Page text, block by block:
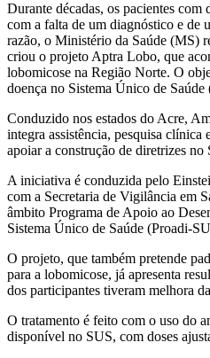
Durante décadas, os pacientes
com a falta de um diagnóstico e de
razão, o Ministério da Saúde (MS)
criou o projeto Aptra Lobo, que
lobomicose na Região Norte. O
doença no Sistema Único de Saúde
Conduzido nos estados do Acre,
integra assistência, pesquisa clínica
apoiar a construção de diretrizes no
A iniciativa é conduzida pelo
com a Secretaria de Vigilância em
âmbito Programa de Apoio ao
Sistema Único de Saúde (Proadi-
O projeto, que também pretende
para a lobomicose, já apresenta
dos participantes tiveram melhora
O tratamento é feito com o uso do
disponível no SUS, com doses